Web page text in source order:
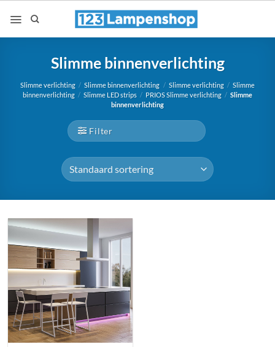
naar
Slimme binnenverlichting
Slimme verlichting / Slimme binnenverlichting / Slimme verlichting / Slimme
binnenverlichting / Slimme LED strips / PRIOS Slimme verlichting / Slimme
binnenverlichting
Filter